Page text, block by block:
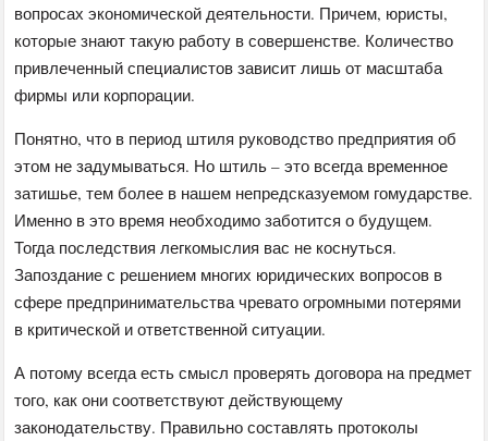
вопросах экономической деятельности. Причем, юристы,
которые знают такую работу в совершенстве. Количество
привлеченный специалистов зависит лишь от масштаба
фирмы или корпорации.
Понятно, что в период штиля руководство предприятия об
этом не задумываться. Но штиль – это всегда временное
затишье, тем более в нашем непредсказуемом гомударстве.
Именно в это время необходимо заботится о будущем.
Тогда последствия легкомыслия вас не коснуться.
Запоздание с решением многих юридических вопросов в
сфере предпринимательства чревато огромными потерями
в критической и ответственной ситуации.
А потому всегда есть смысл проверять договора на предмет
того, как они соответствуют действующему
законодательству. Правильно составлять протоколы